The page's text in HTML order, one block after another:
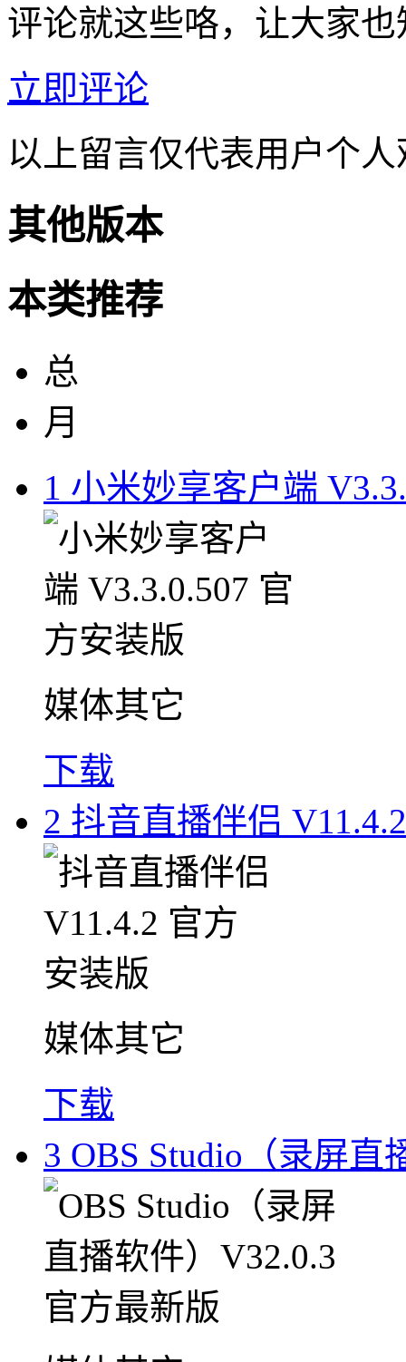
评论就这些咯，让大家
立即评论
以上留言仅代表用户个
其他版本
本类推荐
总
月
1 小米妙享客户端
媒体其它
下载
2 抖音直播伴侣
媒体其它
下载
3 OBS Studio（录屏直